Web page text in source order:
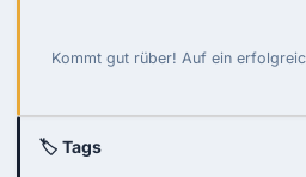
Kommt gut rüber! Auf ein
🏷 Tags